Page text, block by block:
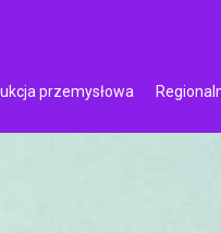
przemysłowa